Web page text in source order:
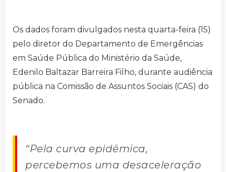
Os dados foram divulgados nesta quarta-feira (15)
pelo diretor do Departamento de Emergências
em Saúde Pública do Ministério da Saúde,
Edenilo Baltazar Barreira Filho, durante audiência
pública na Comissão de Assuntos Sociais (CAS) do
Senado.
“Pela curva epidêmica,
percebemos uma desaceleração